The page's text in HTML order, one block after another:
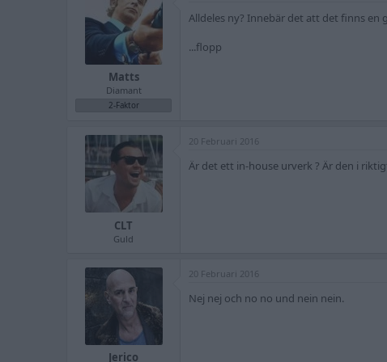
Matts
Diamant
2-Faktor
Alldeles ny? Innebär det att det finns en
...flopp
CLT
Guld
20 Februari 2016
Är det ett in-house urverk ? Är den i
Jerico
20 Februari 2016
Nej nej och no no und nein nein.